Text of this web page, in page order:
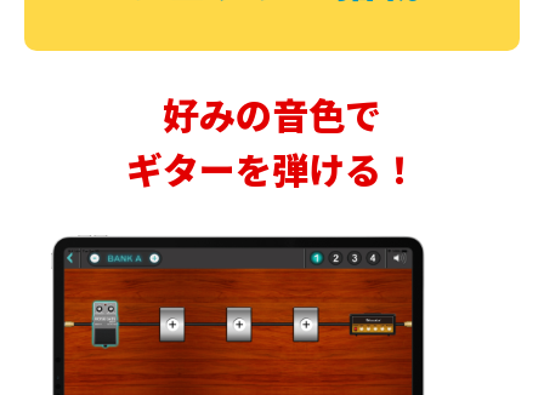
好みの音色で
ギターを弾ける！